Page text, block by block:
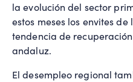
la evolución del sector
estos meses los envites
tendencia de
andaluz.
El desempleo regional